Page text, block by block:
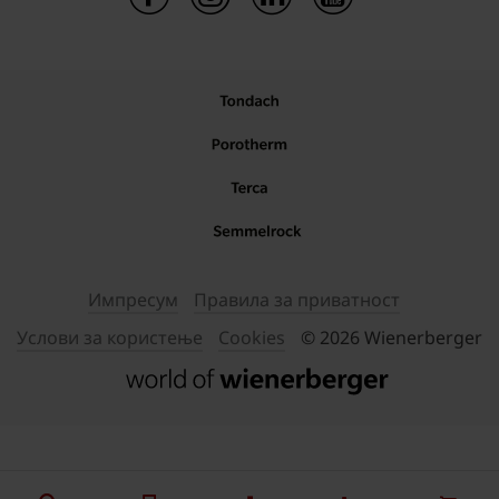
Импресум
Правила за приватност
Услови за користење
Cookies © 2026 Wienerberger